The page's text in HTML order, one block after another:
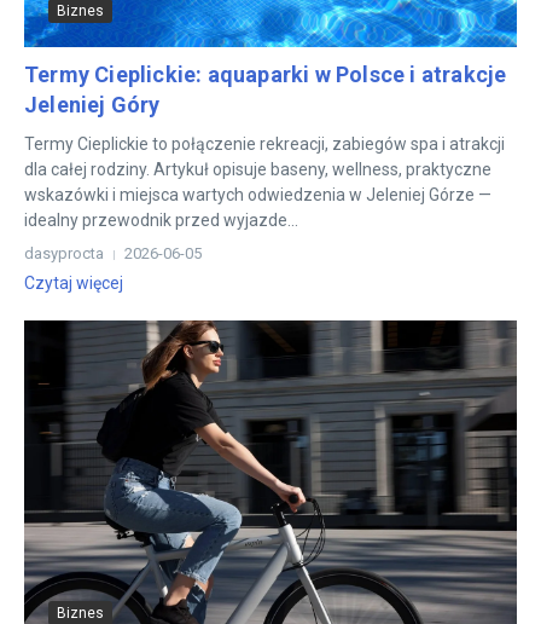
Biznes
Termy Cieplickie: aquaparki w Polsce i atrakcje
Jeleniej Góry
Termy Cieplickie to połączenie rekreacji, zabiegów spa i atrakcji
dla całej rodziny. Artykuł opisuje baseny, wellness, praktyczne
wskazówki i miejsca wartych odwiedzenia w Jeleniej Górze —
idealny przewodnik przed wyjazde...
dasyprocta 2026-06-05
Czytaj więcej
Biznes